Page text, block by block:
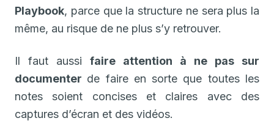
Playbook, parce que la structure ne sera plus la
même, au risque de ne plus s’y retrouver.
Il faut aussi faire attention à ne pas sur
documenter de faire en sorte que toutes les
notes soient concises et claires avec des
captures d’écran et des vidéos.